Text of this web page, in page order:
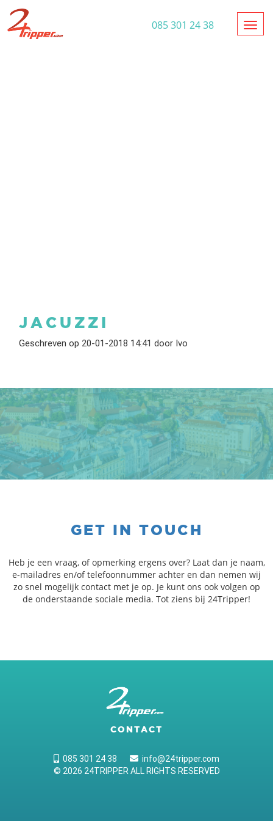
085 301 24 38
JACUZZI
Geschreven op 20-01-2018 14:41 door Ivo
GET IN TOUCH
Heb je een vraag, of opmerking ergens over? Laat dan je naam,
e-mailadres en/of telefoonnummer achter en dan nemen wij
zo snel mogelijk contact met je op. Je kunt ons ook volgen op
de onderstaande sociale media. Tot ziens bij 24Tripper!
CONTACT
085 301 24 38
info@24tripper.com
© 2026 24TRIPPER ALL RIGHTS RESERVED